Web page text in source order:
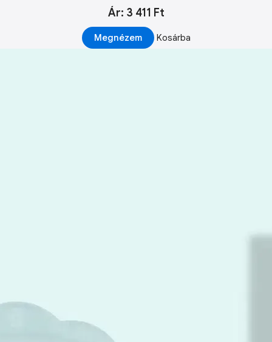
Ár: 3 411 Ft
Megnézem Kosárba